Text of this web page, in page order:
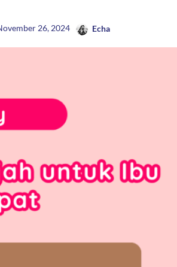
26, 2024 Echa